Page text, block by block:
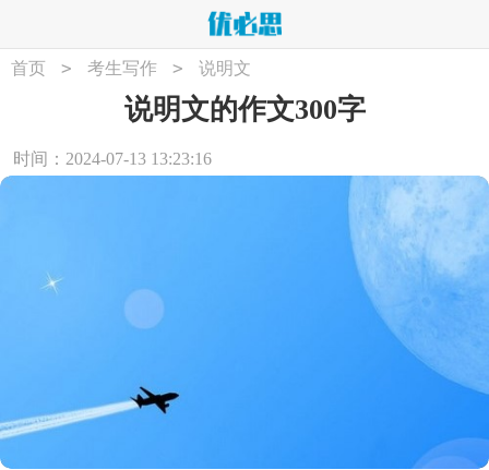
首页 > 考生写作 > 说明文
说明文的作文300字
时间：2024-07-13 13:23:16